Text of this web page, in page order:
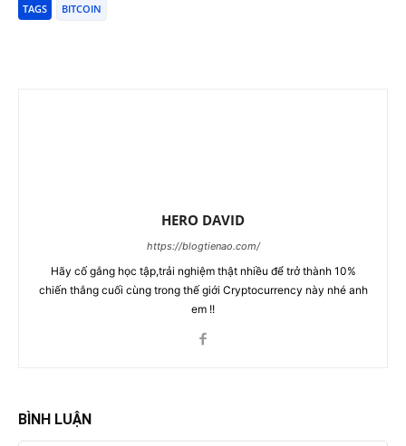
TAGS BITCOIN
HERO DAVID
https://blogtienao.com/
Hãy cố gắng học tập,trải nghiệm thật nhiều để trở thành 10%
chiến thắng cuối cùng trong thế giới Cryptocurrency này nhé anh
em !!
BÌNH LUẬN